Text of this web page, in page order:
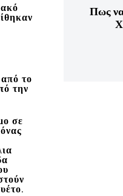
το
την
σε
Πως να